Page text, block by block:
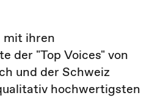
mit ihren
der "Top Voices" von
und der Schweiz
hochwertigsten